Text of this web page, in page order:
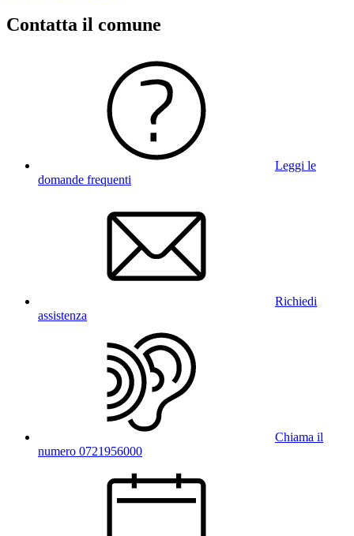
Contatta il comune
Leggi le
domande frequenti
Richiedi
assistenza
Chiama il
numero 0721956000